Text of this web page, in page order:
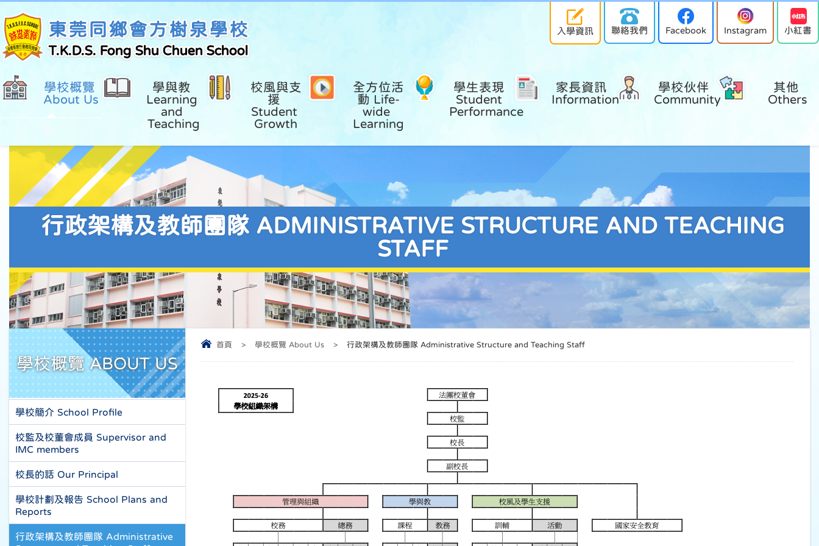
東莞同鄉會方樹泉學校
T.K.D.S. Fong Shu Chuen School
入學資訊 聯絡我們 Facebook Instagram 小紅書
學校概覽
About Us
學與教
Learning
and
Teaching
校風與支
援
Student
Growth
全方位活
動 Life-
wide
Learning
學生表現
Student
Performance
家長資訊
Information
學校伙伴
Community
其他
Others
行政架構及教師團隊 ADMINISTRATIVE STRUCTURE AND TEACHING
STAFF
首頁 > 學校概覽 About Us > 行政架構及教師團隊 Administrative Structure and Teaching Staff
學校概覽 ABOUT US
學校簡介 School Profile
校監及校董會成員 Supervisor and
IMC members
校長的話 Our Principal
學校計劃及報告 School Plans and
Reports
行政架構及教師團隊 Administrative